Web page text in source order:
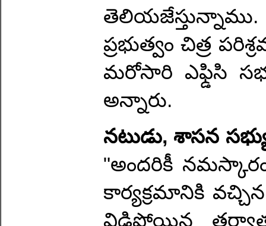
తెలియజేస్తున్నాము.
ప్రభుత్వం చిత్ర
మరోసారి ఎఫ్డిసి
అన్నారు.
నటుడు, శాసన
"అందరికీ
కార్యక్రమానికి
విడిపోయిన